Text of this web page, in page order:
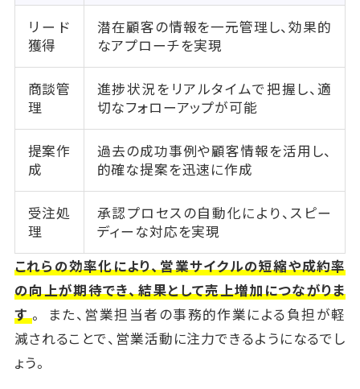
リード
獲得
潜在顧客の情報を一元管理し、効果的
なアプローチを実現
商談管
理
進捗状況をリアルタイムで把握し、適
切なフォローアップが可能
提案作
成
過去の成功事例や顧客情報を活用し、
的確な提案を迅速に作成
受注処
理
承認プロセスの自動化により、スピー
ディーな対応を実現
これらの効率化により、営業サイクルの短縮や成約率
の向上が期待でき、結果として売上増加につながりま
す。 また、営業担当者の事務的作業による負担が軽
減されることで、営業活動に注力できるようになるでし
ょう。